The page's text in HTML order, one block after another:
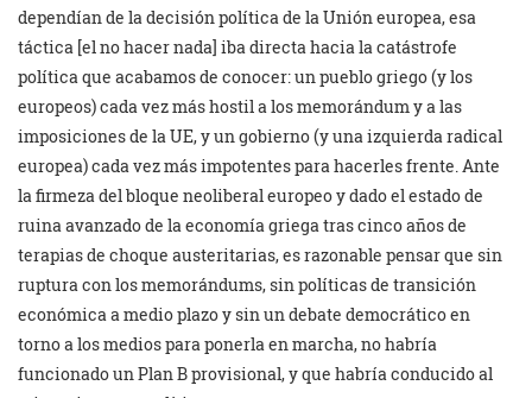
dependían de la decisión política de la Unión europea, esa
táctica [el no hacer nada] iba directa hacia la catástrofe
política que acabamos de conocer: un pueblo griego (y los
europeos) cada vez más hostil a los memorándum y a las
imposiciones de la UE, y un gobierno (y una izquierda radical
europea) cada vez más impotentes para hacerles frente. Ante
la firmeza del bloque neoliberal europeo y dado el estado de
ruina avanzado de la economía griega tras cinco años de
terapias de choque austeritarias, es razonable pensar que sin
ruptura con los memorándums, sin políticas de transición
económica a medio plazo y sin un debate democrático en
torno a los medios para ponerla en marcha, no habría
funcionado un Plan B provisional, y que habría conducido al